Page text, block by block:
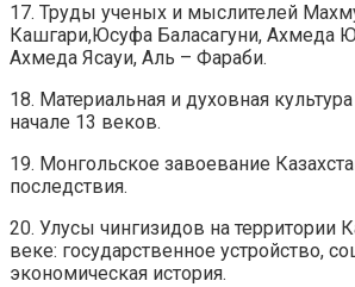
17. Труды ученых и мыслителей
Кашгари,Юсуфа Баласагуни, Ахмеда
Ахмеда Ясауи, Аль – Фараби.
18. Материальная и духовная
начале 13 веков.
19. Монгольское завоевание
последствия.
20. Улусы чингизидов на территории
веке: государственное устройство,
экономическая история.